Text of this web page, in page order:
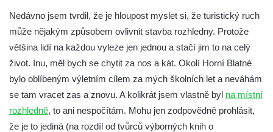
čedičového lomu v Zákupech
Vyhlídka na konci Křížové cesty na
Křížovém vrchu ve Frýdlantu
Rozhledna Čáp v Adršpašsko-teplických
skalách
Vyhlídka pod Doubravskou horou v
Teplicích
Nedávno jsem tvrdil, že je hloupost myslet si, že turistický ruch
může nějakým způsobem ovlivnit stavba rozhledny. Protože
většina lidí na každou vyleze jen jednou a stačí jim to na celý
život. Inu, měl bych se chytit za nos a kát. Okolí Horní Blatné
bylo oblíbeným výletním cílem za mých školních let a neváhám
se tam vracet zas a znovu. A kolikrát jsem vlastně byl na místní
rozhledně, to ani nespočítám. Mohu jen zodpovědně prohlásit,
že je to jediná (na rozdíl od tvůrců výborných knih o